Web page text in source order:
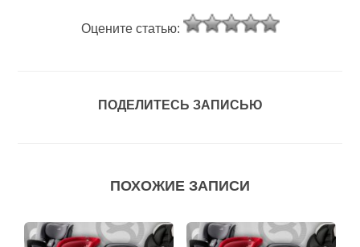
Оцените статью:
ПОДЕЛИТЕСЬ ЗАПИСЬЮ
ПОХОЖИЕ ЗАПИСИ